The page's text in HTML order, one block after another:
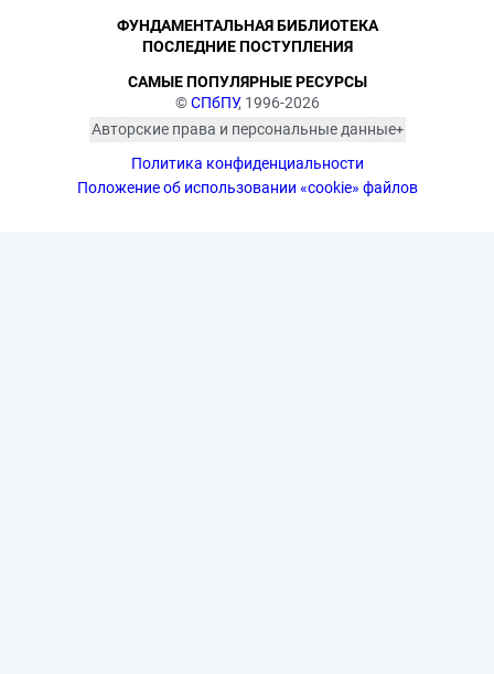
©СПбПУ, 1996-2026
Авторские права и персональные данные
изображённых лиц в соответствии
с требованиями законодательства
Политика конфиденциальности
Положение об использовании «cookie» файлов
ФУНДАМЕНТАЛЬНАЯ БИБЛИОТЕКА
ПОСЛЕДНИЕ ПОСТУПЛЕНИЯ
САМЫЕ ПОПУЛЯРНЫЕ РЕСУРСЫ